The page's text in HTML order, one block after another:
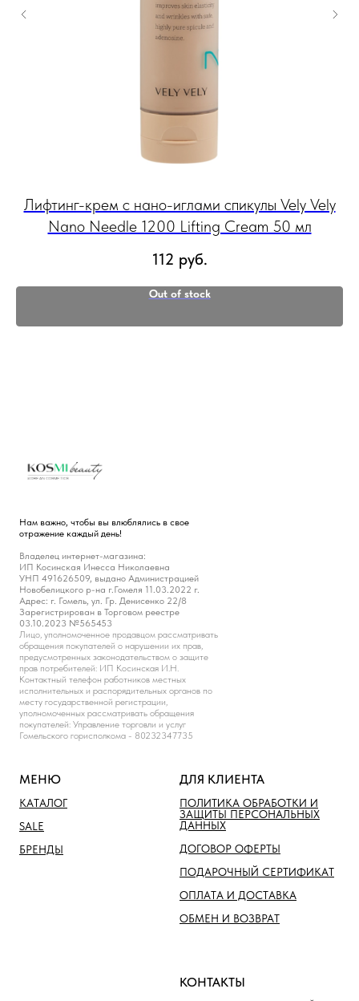
Лифтинг-крем c нано-иглами спикулы Vely Vely
Nano Needle 1200 Lifting Cream 50 мл
112 руб.
Out of stock
Нам важно, чтобы вы влюблялись в свое
отражение каждый день!
Владелец интернет-магазина:
ИП Косинская Инесса Николаевна
УНП 491626509, выдано Администрацией
Новобелицкого р-на г.Гомеля 11.03.2022 г.
Адрес: г. Гомель, ул. Гр. Денисенко 22/8
Зарегистрирован в Торговом реестре
03.10.2023 №565453
Лицо, уполномоченное продавцом рассматривать
обращения покупателей о нарушении их прав,
предусмотренных законодательством о защите
прав потребителей: ИП Косинская И.Н.
Контактный телефон работников местных
исполнительных и распорядительных органов по
месту государственной регистрации,
уполномоченных рассматривать обращения
покупателей: Управление торговли и услуг
Гомельского горисполкома - 80232347735
МЕНЮ
КАТАЛОГ
SALE
БРЕНДЫ
ДЛЯ КЛИЕНТА
ПОЛИТИКА ОБРАБОТКИ И
ЗАЩИТЫ ПЕРСОНАЛЬНЫХ
ДАННЫХ
ДОГОВОР ОФЕРТЫ
ПОДАРОЧНЫЙ СЕРТИФИКАТ
ОПЛАТА И ДОСТАВКА
ОБМЕН И ВОЗВРАТ
КОНТАКТЫ